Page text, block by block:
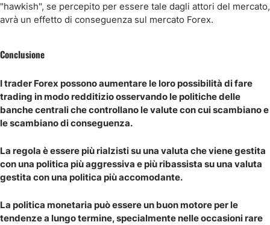
"hawkish", se percepito per essere tale dagli attori del mercato,
avrà un effetto di conseguenza sul mercato Forex.
Conclusione
I trader Forex possono aumentare le loro possibilità di fare
trading in modo redditizio osservando le politiche delle
banche centrali che controllano le valute con cui scambiano e
le scambiano di conseguenza.
La regola è essere più rialzisti su una valuta che viene gestita
con una politica più aggressiva e più ribassista su una valuta
gestita con una politica più accomodante.
La politica monetaria può essere un buon motore per le
tendenze a lungo termine, specialmente nelle occasioni rare